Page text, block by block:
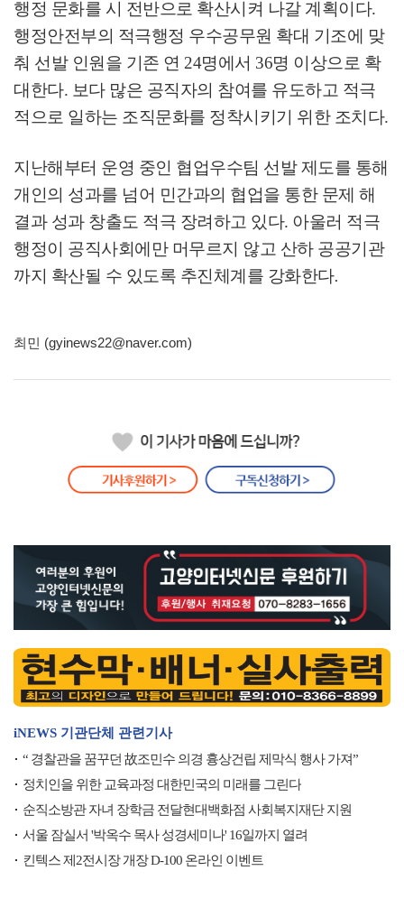
행정 문화를 시 전반으로 확산시켜 나갈 계획이다.
행정안전부의 적극행정 우수공무원 확대 기조에 맞
춰 선발 인원을 기존 연 24명에서 36명 이상으로 확
대한다. 보다 많은 공직자의 참여를 유도하고 적극
적으로 일하는 조직문화를 정착시키기 위한 조치다.
지난해부터 운영 중인 협업우수팀 선발 제도를 통해
개인의 성과를 넘어 민간과의 협업을 통한 문제 해
결과 성과 창출도 적극 장려하고 있다. 아울러 적극
행정이 공직사회에만 머무르지 않고 산하 공공기관
까지 확산될 수 있도록 추진체계를 강화한다.
최민 (gyinews22@naver.com)
iNEWS 기관단체 관련기사
“ 경찰관을 꿈꾸던 故조민수 의경 흉상건립 제막식 행사 가져”
정치인을 위한 교육과정 대한민국의 미래를 그린다
순직소방관 자녀 장학금 전달현대백화점 사회복지재단 지원
서울 잠실서 '박옥수 목사 성경세미나' 16일까지 열려
킨텍스 제2전시장 개장 D-100 온라인 이벤트